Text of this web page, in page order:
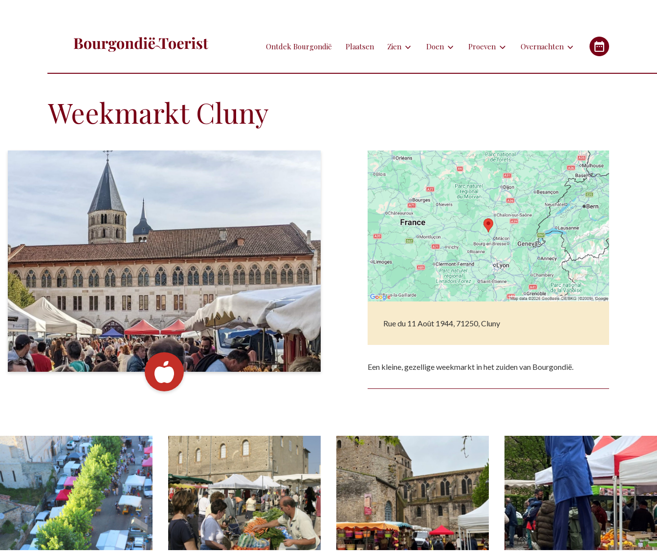
Ontdek Bourgondië Plaatsen Zien
Hospitaals en apotheken
Kastelen en gebouwen
Kunst
Markten
Musea
Natuur(parken)
Opgravingen en resten
Pretparken en dierentuinen
Doen
Nederlandstalige rondleiding of excursie
Spoorfiets of (weg)treintje nemen
Toeren met de auto
Uitstapjes met dieren
Voetsporen volgen
Wandelen
Zwemmen
Proeven
Restaurants
Streekgerechten
Streekproducten
Wijnen
Overnachten
Gîtes (vakantiehuizen)
Weekmarkt Cluny
Rue du 11 Août 1944, 71250, Cluny
Een kleine, gezellige weekmarkt in het zuiden van Bourgondië.